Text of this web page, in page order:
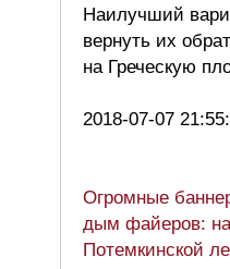
Наилучший
вернуть их
на Греческую
2018-07-07
Огромные
дым файеров: на
Потемкинской